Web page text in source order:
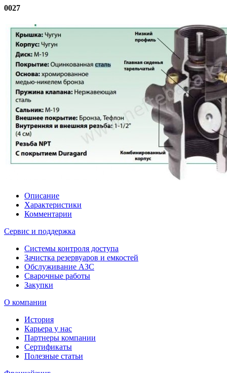
0027
Описание
Характеристики
Комментарии
Сервис и поддержка
Системы контроля доступа
Зачистка резервуаров и емкостей
Обслуживание АЗС
Сварочные работы
Закупки
О компании
История
Карьера у нас
Партнеры компании
Сертификаты
Полезные статьи